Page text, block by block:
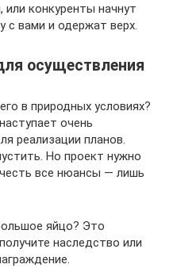
или конкуренты начнут
с вами и одержат верх.
осуществления
в природных условиях?
очень
реализации планов.
Но проект нужно
все нюансы — лишь
яйцо? Это
наследство или